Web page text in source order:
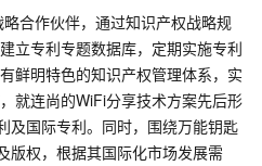
合作伙伴，通过知识产权战略规
立专利专题数据库，定期实施专利
鲜明特色的知识产权管理体系，实
就连尚的WiFi分享技术方案先后形
及国际专利。同时，围绕万能钥匙
版权，根据其国际化市场发展需